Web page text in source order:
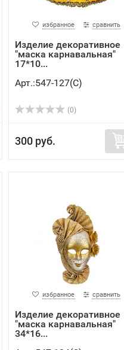
избранное сравнить
Изделие декоративное
"маска карнавальная"
17*10...
Арт.:547-127(C)
(0)
300 руб.
избранное сравнить
Изделие декоративное
"маска карнавальная"
34*16...